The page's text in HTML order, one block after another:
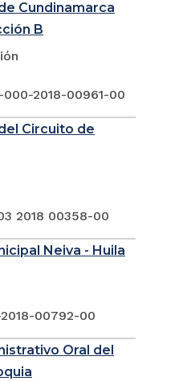
Cundinamarca
B
2018-00961-00
Circuito de
2018 00358-00
Neiva - Huila
00792-00
Oral del